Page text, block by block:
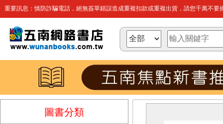
重要訊息：慎防詐騙電話，絕無簽單錯誤造成重複扣款或重複出貨，請您千萬不要
圖書分類